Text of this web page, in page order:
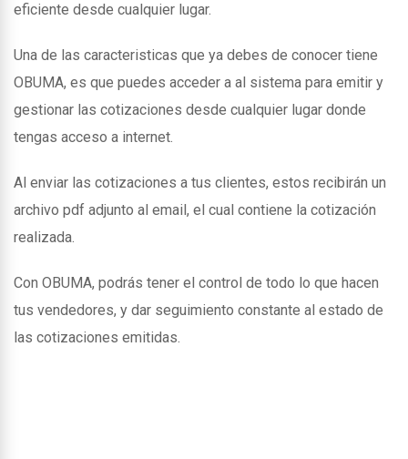
eficiente desde cualquier lugar.
Una de las caracteristicas que ya debes de conocer tiene
OBUMA, es que puedes acceder a al sistema para emitir y
gestionar las cotizaciones desde cualquier lugar donde
tengas acceso a internet.
Al enviar las cotizaciones a tus clientes, estos recibirán un
archivo pdf adjunto al email, el cual contiene la cotización
realizada.
Con OBUMA, podrás tener el control de todo lo que hacen
tus vendedores, y dar seguimiento constante al estado de
las cotizaciones emitidas.